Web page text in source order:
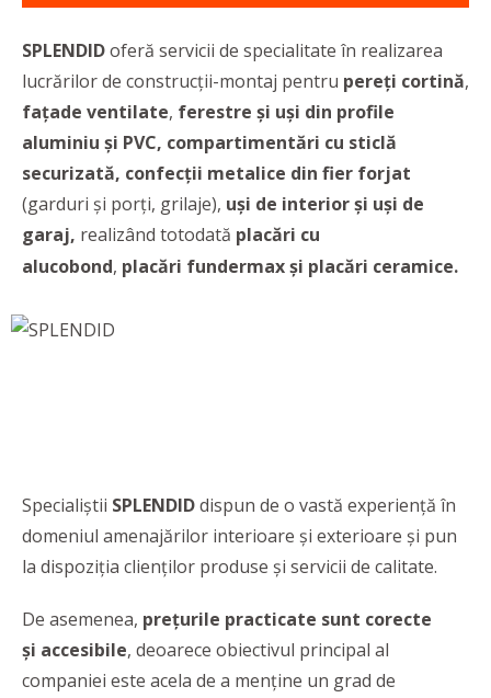
SPLENDIDoferă servicii de specialitate în realizarea
lucrărilor de construcții-montaj pentru pereți cortină,
fațade ventilate, ferestre și uși din profile
aluminiu și PVC, compartimentări cu sticlă
securizată, confecții metalice din fier forjat
(garduri și porți, grilaje), uși de interior și uși de
garaj, realizând totodată placări cu
alucobond, placări fundermax și placări ceramice.
Specialiștii SPLENDIDdispun de o vastă experiență în
domeniul amenajărilor interioare și exterioare și pun
la dispoziția clienților produse și servicii de calitate.
De asemenea, prețurile practicate sunt corecte
și accesibile, deoarece obiectivul principal al
companiei este acela de a menține un grad de